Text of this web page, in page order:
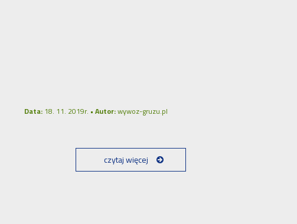
Data:18. 11. 2019r. •Autor:wywoz-gruzu.pl
czytaj więcej